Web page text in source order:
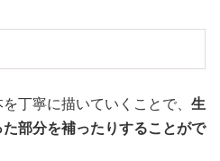
丁寧に描いていくことで、 生
部分を補ったりすることがで